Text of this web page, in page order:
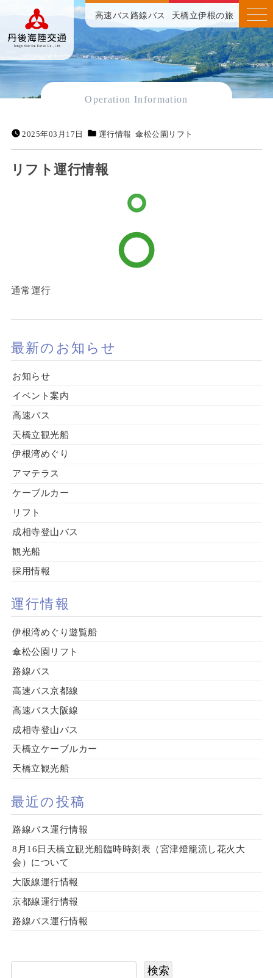
高速バス 路線バス 天橋立伊根の旅
Operation Information
2025年03月17日 運行情報 傘松公園リフト
リフト運行情報
通常運行
最新のお知らせ
お知らせ
イベント案内
高速バス
天橋立観光船
伊根湾めぐり
アマテラス
ケーブルカー
リフト
成相寺登山バス
観光船
採用情報
運行情報
伊根湾めぐり遊覧船
傘松公園リフト
路線バス
高速バス京都線
高速バス大阪線
成相寺登山バス
天橋立ケーブルカー
天橋立観光船
最近の投稿
路線バス運行情報
8月16日天橋立観光船臨時時刻表（宮津燈籠流し花火大
会）について
大阪線運行情報
京都線運行情報
路線バス運行情報
検索